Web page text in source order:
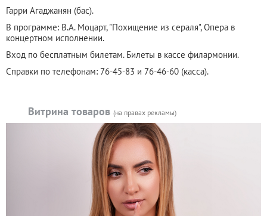
Гарри Агаджанян (бас).
В программе: В.А. Моцарт, "Похищение из сераля", Опера в
концертном исполнении.
Вход по бесплатным билетам. Билеты в кассе филармонии.
Справки по телефонам: 76-45-83 и 76-46-60 (касса).
Витрина товаров (на правах рекламы)